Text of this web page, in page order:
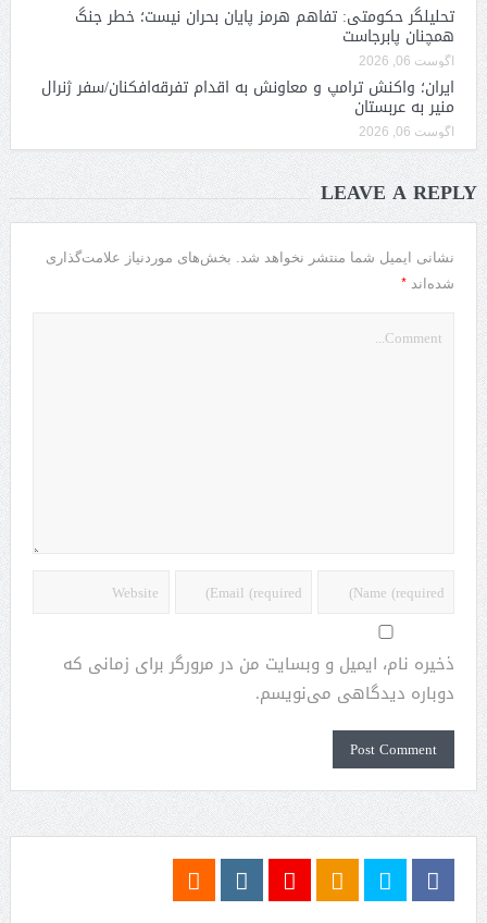
تحلیلگر حکومتی: تفاهم هرمز پایان بحران نیست؛ خطر جنگ
همچنان پابرجاست
آگوست 06, 2026
ایران؛ واکنش ترامپ و معاونش به اقدام تفرقه‌افکنان/سفر ژنرال
منیر به عربستان
آگوست 06, 2026
LEAVE A REPLY
نشانی ایمیل شما منتشر نخواهد شد. بخش‌های موردنیاز علامت‌گذاری
شده‌اند *
ذخیره نام، ایمیل و وبسایت من در مرورگر برای زمانی که
دوباره دیدگاهی می‌نویسم.